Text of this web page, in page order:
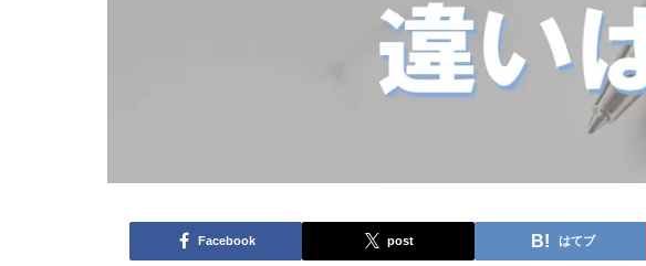
Facebook post はてブ